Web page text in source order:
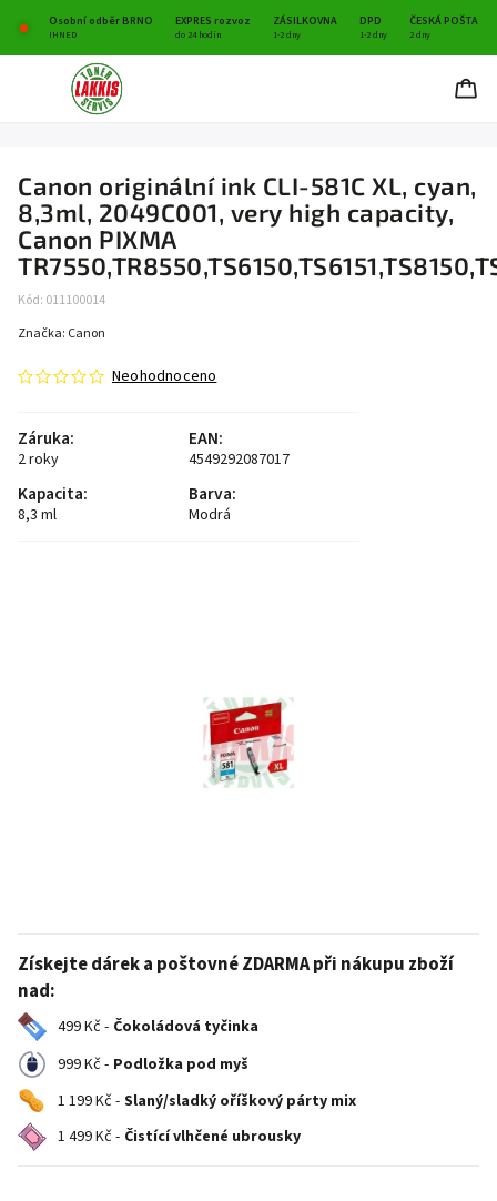
Osobní odběr BRNO EXPRES rozvoz ZÁSILKOVNA DPD ČESKÁ POŠTA
IHNED do 24 hodin 1-2 dny 1-2 dny 2 dny
Canon originální ink CLI-581C XL, cyan,
8,3ml, 2049C001, very high capacity,
Canon PIXMA
Kód: 011100014
Neohodnoceno
Záruka:
2 roky
EAN:
4549292087017
Kapacita:
8,3 ml
Barva:
Modrá
Značka: Canon
Získejte dárek a poštovné ZDARMA při nákupu zboží
nad:
499 Kč - Čokoládová tyčinka
999 Kč - Podložka pod myš
1 199 Kč - Slaný/sladký oříškový párty mix
1 499 Kč - Čistící vlhčené ubrousky